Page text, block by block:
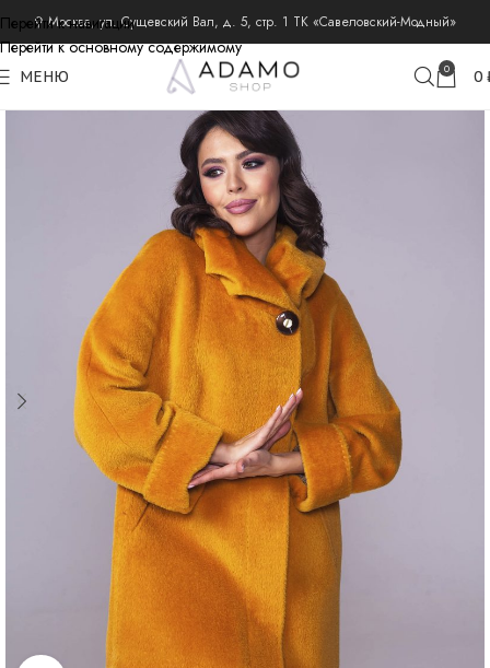
Перейти к навигации
Перейти к основному содержимому
⚲ Москва, ул. Сущевский Вал, д. 5, стр. 1 ТК «Савеловский-Модный»
МЕНЮ 0 0
главная пальто из шерсти альпака пальто альпака демисезонные